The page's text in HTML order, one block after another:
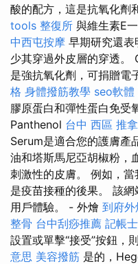
酸的配方，這是抗氧化劑
tools 整復所 與維生素E
中西屯按摩 早期研究還
少其穿過外皮層的穿透。
是強抗氧化劑，可捐贈電
格 身體撥筋教學 seo軟體
膠原蛋白和彈性蛋白免受
Panthenol 台中 西區 推
Serum是適合您的護膚產
油和塔斯馬尼亞胡椒粉，
刺激性的皮膚。 例如，
是疫苗接種的後果。 該
用戶體驗。 - 外燴 到府外
整骨 台中刮痧推薦 記帳
設置或單擊“接受”按鈕，
意思 美容撥筋 是的，